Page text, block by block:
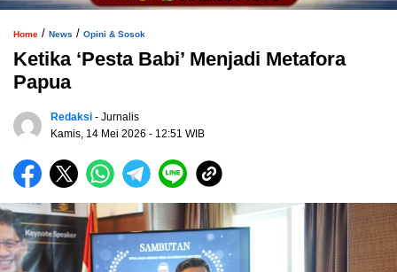
Home / News / Opini & Sosok
Ketika ‘Pesta Babi’ Menjadi Metafora
Papua
Redaksi - Jurnalis
Kamis, 14 Mei 2026 - 12:51 WIB